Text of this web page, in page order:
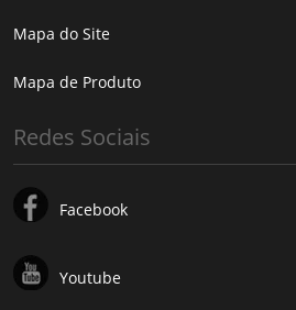
Mapa do Site
Mapa de Produto
Redes Sociais
Facebook
Youtube